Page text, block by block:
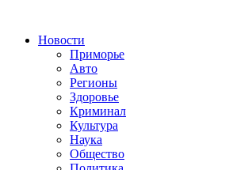
Новости
Приморье
Авто
Регионы
Здоровье
Криминал
Культура
Наука
Общество